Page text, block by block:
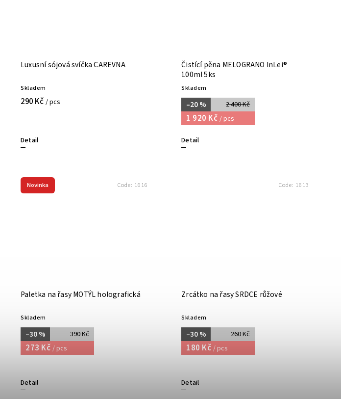
Luxusní sójová svíčka CAREVNA
Skladem
290 Kč / pcs
Detail
Čistící pěna MELOGRANO InLei®
100ml 5ks
Skladem
2 400 Kč
–20 %
1 920 Kč / pcs
Detail
Novinka
Paletka na řasy MOTÝL holografická
Skladem
390 Kč
–30 %
273 Kč / pcs
Detail
Code: 1616
Zrcátko na řasy SRDCE růžové
Skladem
260 Kč
–30 %
180 Kč / pcs
Detail
Code: 1613